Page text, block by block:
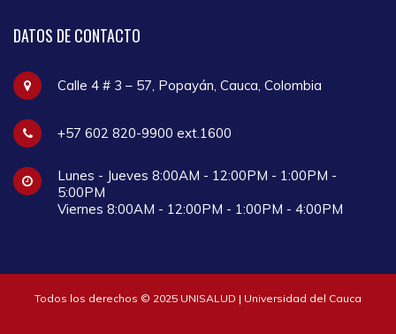
DATOS DE CONTACTO
Calle 4 # 3 – 57, Popayán, Cauca, Colombia
+57 602 820-9900 ext.1600
Lunes - Jueves 8:00AM - 12:00PM - 1:00PM -
5:00PM
Viernes 8:00AM - 12:00PM - 1:00PM - 4:00PM
Todos los derechos © 2025 UNISALUD | Universidad del Cauca